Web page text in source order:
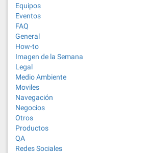
Equipos
Eventos
FAQ
General
How-to
Imagen de la Semana
Legal
Medio Ambiente
Moviles
Navegación
Negocios
Otros
Productos
QA
Redes Sociales